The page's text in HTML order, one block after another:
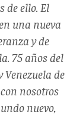
de ello. El
una nueva
y de
75 años del
de
nosotros
nuevo,